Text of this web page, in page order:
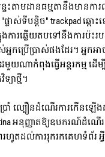
ះតាមដានធម្មតានឹងមានក
លាស់ទីបន្តិច" trackpad ឆ្ព
ការឆ្លើយតបទៅនឹងការប៉
ប្រើប្រាស់ផងដែរ។ អ្នកអ
ណាកំពុងធ្វើអន្តរកម្ម ដើម្បី
យាថ្មី។
ប្រាំ ល្បឿនដំណើរការកើនឡ
អនុញ្ញាតឱ្យឧបករណ៍
ហូតដល់ការរុករកគេហទំព័